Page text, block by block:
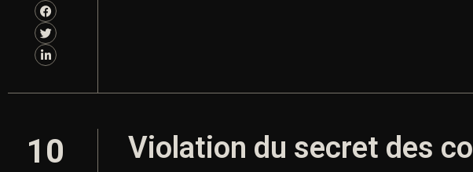
10 Violation du secret des